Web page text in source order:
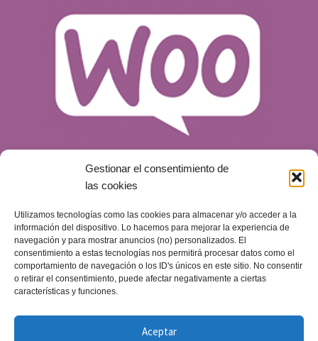
Gestionar el consentimiento de
las cookies
Utilizamos tecnologías como las cookies para almacenar y/o acceder a la
información del dispositivo. Lo hacemos para mejorar la experiencia de
navegación y para mostrar anuncios (no) personalizados. El
consentimiento a estas tecnologías nos permitirá procesar datos como el
comportamiento de navegación o los ID's únicos en este sitio. No consentir
o retirar el consentimiento, puede afectar negativamente a ciertas
características y funciones.
Aceptar
¿Qué es WooCommerce y por qué es una
opción para tu tienda online?
Publicado el 14 de mayo de 2024 Blog